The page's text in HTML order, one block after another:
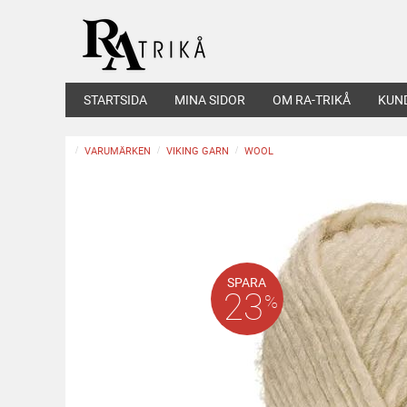
STARTSIDA MINA SIDOR OM RA-TRIKÅ
VARUMÄRKEN VIKING GARN WOOL
SPARA
23%